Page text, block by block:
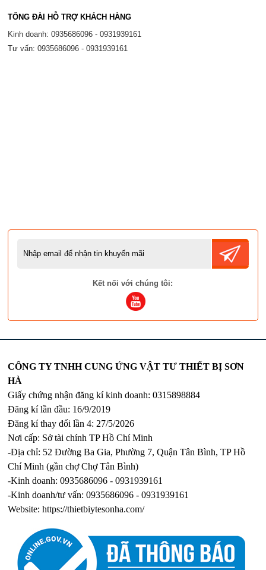
TỔNG ĐÀI HỖ TRỢ KHÁCH HÀNG
Kinh doanh: 0935686096 - 0931939161
Tư vấn: 0935686096 - 0931939161
Kết nối với chúng tôi:
CÔNG TY TNHH CUNG ỨNG VẬT TƯ THIẾT BỊ SƠN
HÀ
Giấy chứng nhận đăng kí kinh doanh: 0315898884
Đăng kí lần đầu: 16/9/2019
Đăng kí thay đổi lần 4: 27/5/2026
Nơi cấp: Sở tài chính TP Hồ Chí Minh
-Địa chỉ: 52 Đường Ba Gia, Phường 7, Quận Tân Bình, TP Hồ
Chí Minh (gần chợ Chợ Tân Bình)
-Kinh doanh: 0935686096 - 0931939161
-Kinh doanh/tư vấn: 0935686096 - 0931939161
Website:https://thietbiytesonha.com/